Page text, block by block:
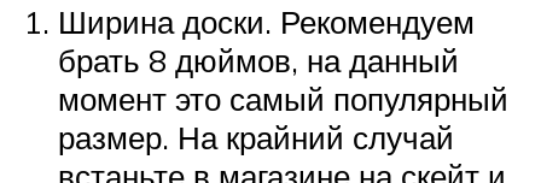
Ширина доски. Рекомендуем
брать 8 дюймов, на данный
момент это самый популярный
размер. На крайний случай